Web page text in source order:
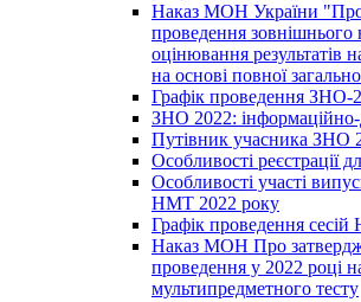
Наказ МОН України "Про
проведення зовнішнього
оцінювання результатів
на основі повної
Графік проведення ЗНО-
ЗНО 2022: інформаційно-
Путівник учасника ЗНО
Особливості реєстрації
Особливості участі
НМТ 2022 року
Графік проведення
Наказ МОН Про
проведення у 2022 році
мультипредметного тесту